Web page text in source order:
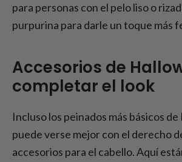
para personas con el pelo liso o
purpurina para darle un toque más
Accesorios de
completar el look
Incluso los peinados más básicos
puede verse mejor con el derecho
accesorios para el cabello. Aquí